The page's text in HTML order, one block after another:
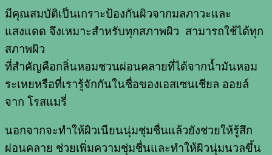
มีคุณสมบัติเป็นเกราะป้องกันผิวจากมลภาวะและ
แสงแดด จึงเหมาะสำหรับทุกสภาพผิว สามารถใช้ได้ทุก
สภาพผิว
ที่สำคัญคือกลิ่นหอมชวนผ่อนคลายที่ได้จากน้ำมันหอม
ระเหยหรือที่เรารู้จักกันในชื่อของเอสเซนเชียล ออยล์
จาก โรสแมรี่
นอกจากจะทำให้ผิวเนียนนุ่มชุ่มชื่นแล้วยังช่วยให้รู้สึก
ผ่อนคลาย ช่วยเพิ่มความชุ่มชื่นและทำให้ผิวนุ่มนวลขึ้น